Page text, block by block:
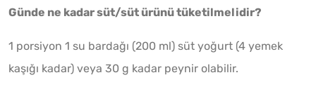
Günde ne kadar süt/süt ürünü tüketilmelidir?
1 porsiyon 1 su bardağı (200 ml) süt yoğurt (4 yemek
kaşığı kadar) veya 30 g kadar peynir olabilir.